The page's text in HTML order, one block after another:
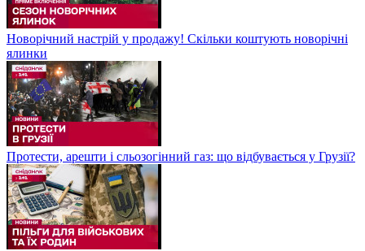
Новорічний настрій у продажу! Скільки коштують новорічні
ялинки
Протести, арешти і сльозогінний газ: що відбувається у Грузії?